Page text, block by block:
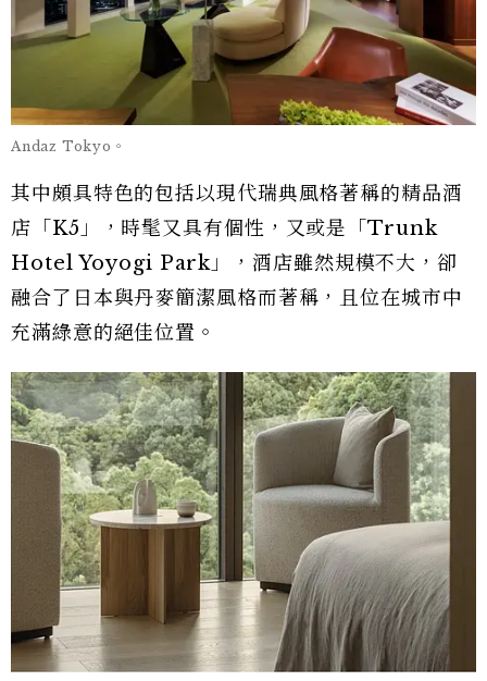
Andaz Tokyo。
其中頗具特色的包括以現代瑞典風格著稱的精品酒
店「K5」，時髦又具有個性，又或是「Trunk
Hotel Yoyogi Park」，酒店雖然規模不大，卻
融合了日本與丹麥簡潔風格而著稱，且位在城市中
充滿綠意的絕佳位置。